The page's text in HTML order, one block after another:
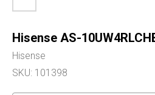
Hisense AS-
Hisense
SKU: 101398